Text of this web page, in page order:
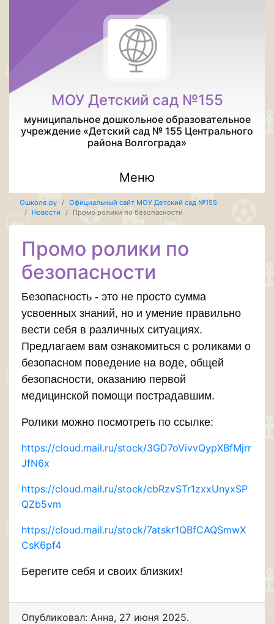
МОУ Детский сад №155
муниципальное дошкольное образовательное
учреждение «Детский сад № 155 Центрального
района Волгограда»
Меню
Ошколе.ру
Официальный сайт МОУ Детский сад №155
Новости
Промо ролики по безопасности
Промо ролики по
безопасности
Безопасность - это не просто сумма
усвоенных знаний, но и умение правильно
вести себя в различных ситуациях.
Предлагаем вам ознакомиться с роликами о
безопасном поведение на воде, общей
безопасности, оказанию первой
медицинской помощи пострадавшим.
Ролики можно посмотреть по ссылке:
https://cloud.mail.ru/stock/3GD7oVivvQypXBfMjrr
JfN6x
https://cloud.mail.ru/stock/cbRzvSTr1zxxUnyxSP
QZb5vm
https://cloud.mail.ru/stock/7atskr1QBfCAQSmwX
CsK6pf4
Берегите себя и своих близких!
Опубликовал: Анна, 27 июня 2025.